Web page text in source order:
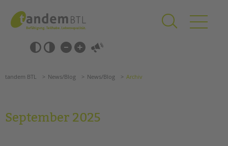
springen
Barrierefrei-
Einstellungen
überspringen
überspringen
Grundschulen
tandem BTL News/Blog News/Blog Archiv
September 2025